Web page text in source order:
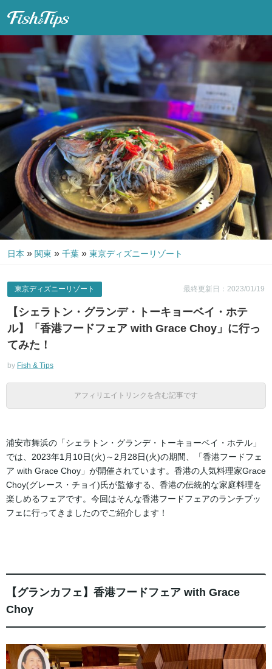
日本 » 関東 » 千葉 » 東京ディズニーリゾート
最終更新日：2023/01/19
東京ディズニーリゾート
【シェラトン・グランデ・トーキョーベイ・ホテ
ル】「香港フードフェア with Grace Choy」に行っ
てみた！
by Fish & Tips
アフィリエイトリンクを含む記事です
浦安市舞浜の「シェラトン・グランデ・トーキョーベイ・ホテル」
では、2023年1月10日(火)～2月28日(火)の期間、「香港フードフェ
ア with Grace Choy」が開催されています。香港の人気料理家Grace
Choy(グレース・チョイ)氏が監修する、香港の伝統的な家庭料理を
楽しめるフェアです。今回はそんな香港フードフェアのランチブッ
フェに行ってきましたのでご紹介します！
【グランカフェ】香港フードフェア with Grace
Choy